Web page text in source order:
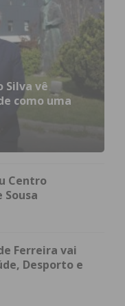
Silva vê
como uma
Centro
Ferreira vai
Desporto e